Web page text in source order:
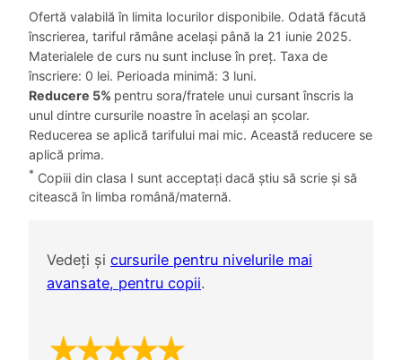
Ofertă valabilă în limita locurilor disponibile. Odată făcută
înscrierea, tariful rămâne același până la 21 iunie 2025.
Materialele de curs nu sunt incluse în preț. Taxa de
înscriere: 0 lei. Perioada minimă: 3 luni.
Reducere 5% pentru sora/fratele unui cursant înscris la
unul dintre cursurile noastre în același an școlar.
Reducerea se aplică tarifului mai mic. Această reducere se
aplică prima.
* Copiii din clasa I sunt acceptați dacă știu să scrie și să
citească în limba română/maternă.
Vedeți și cursurile pentru nivelurile mai
avansate, pentru copii.